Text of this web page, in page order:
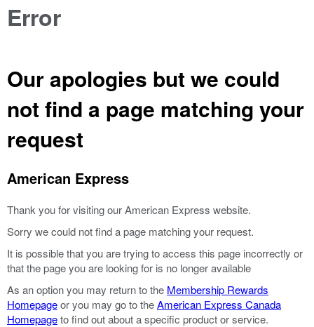
Error
Our apologies but we could
not find a page matching your
request
American Express
Thank you for visiting our American Express website.
Sorry we could not find a page matching your request.
It is possible that you are trying to access this page incorrectly or
that the page you are looking for is no longer available
As an option you may return to the Membership Rewards
Homepageor you may go to theAmerican Express Canada
Homepageto find out about a specific product or service.